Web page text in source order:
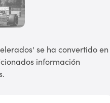
se ha convertido en
información